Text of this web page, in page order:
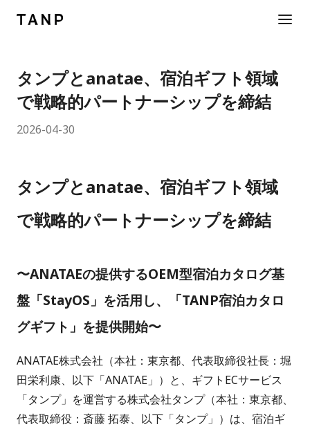
タンプとanatae、宿泊ギフト領域
で戦略的パートナーシップを締結
2026-04-30
タンプとanatae、宿泊ギフト領域
で戦略的パートナーシップを締結
〜ANATAEの提供するOEM型宿泊カタログ基
盤「StayOS」を活用し、「TANP宿泊カタロ
グギフト」を提供開始〜
ANATAE株式会社（本社：東京都、代表取締役社長：堀
田栄利康、以下「ANATAE」）と、ギフトECサービス
「タンプ」を運営する株式会社タンプ（本社：東京都、
代表取締役：斎藤 拓泰、以下「タンプ」）は、宿泊ギ